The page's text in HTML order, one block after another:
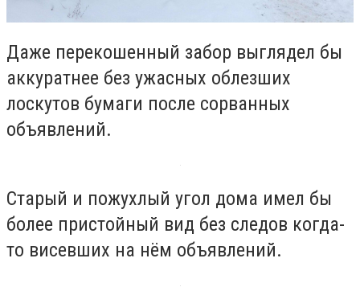
Даже перекошенный забор выглядел бы
аккуратнее без ужасных облезших
лоскутов бумаги после сорванных
объявлений.
Старый и пожухлый угол дома имел бы
более пристойный вид без следов когда-
то висевших на нём объявлений.